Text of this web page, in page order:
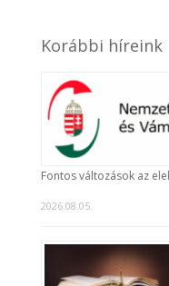
Korábbi híreink
Fontos változások az
2026.08.05.